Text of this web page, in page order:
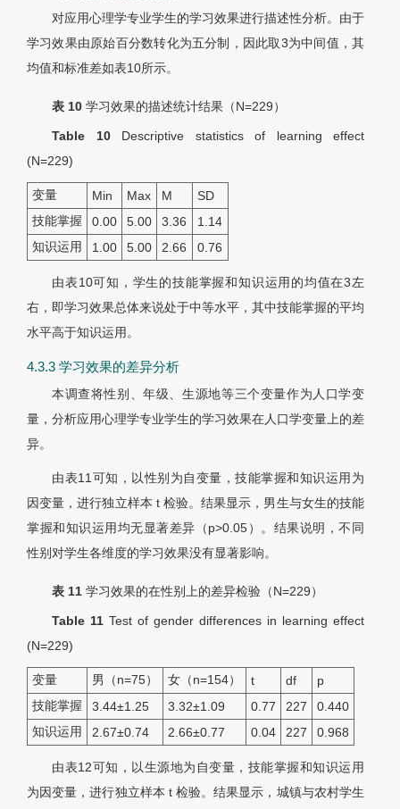
对应用心理学专业学生的学习效果进行描述性分析。由于
学习效果由原始百分数转化为五分制，因此取3为中间值，其
均值和标准差如表10所示。
表 10 学习效果的描述统计结果（N=229）
Table 10 Descriptive statistics of learning effect
(N=229)
变量 Min Max M
SD
技能掌握
0.00 5.00 3.36
1.14
知识运用
1.00 5.00 2.66 0.76
由表10可知，学生的技能掌握和知识运用的均值在3左
右，即学习效果总体来说处于中等水平，其中技能掌握的平均
水平高于知识运用。
4.3.3 学习效果的差异分析
本调查将性别、年级、生源地等三个变量作为人口学变
量，分析应用心理学专业学生的学习效果在人口学变量上的差
异。
由表11可知，以性别为自变量，技能掌握和知识运用为
因变量，进行独立样本 t 检验。结果显示，男生与女生的技能
掌握和知识运用均无显著差异（p>0.05）。结果说明，不同
性别对学生各维度的学习效果没有显著影响。
表 11 学习效果的在性别上的差异检验（N=229）
Table 11 Test of gender differences in learning effect
(N=229)
变量 男（n=75） 女（n=154） t df
p
技能掌握
3.44±1.25 3.32±1.09 0.77 227
0.440
知识运用
2.67±0.74 2.66±0.77 0.04 227 0.968
由表12可知，以生源地为自变量，技能掌握和知识运用
为因变量，进行独立样本 t 检验。结果显示，城镇与农村学生